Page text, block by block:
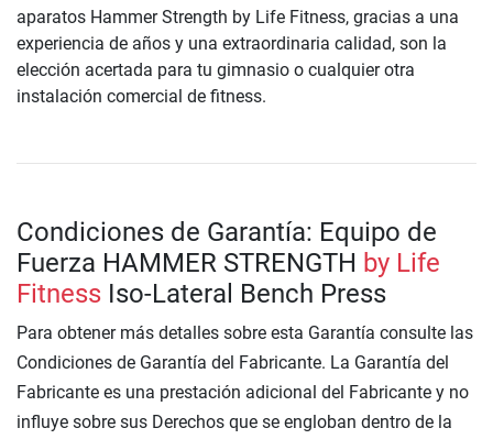
aparatos Hammer Strength by Life Fitness, gracias a una
experiencia de años y una extraordinaria calidad, son la
elección acertada para tu gimnasio o cualquier otra
instalación comercial de fitness.
Condiciones de Garantía: Equipo de
Fuerza HAMMER STRENGTH by Life
Fitness Iso-Lateral Bench Press
Para obtener más detalles sobre esta Garantía consulte las
Condiciones de Garantía del Fabricante. La Garantía del
Fabricante es una prestación adicional del Fabricante y no
influye sobre sus Derechos que se engloban dentro de la